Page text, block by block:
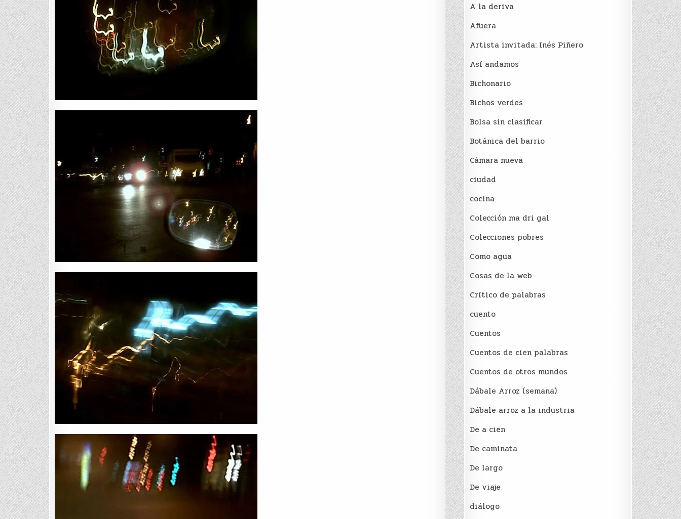
A la deriva
Afuera
Artista invitada: Inés Piñero
Así andamos
Bichonario
Bichos verdes
Bolsa sin clasificar
Botánica del barrio
Cámara nueva
ciudad
cocina
Colección ma dri gal
Colecciones pobres
Como agua
Cosas de la web
Crítico de palabras
cuento
Cuentos
Cuentos de cien palabras
Cuentos de otros mundos
Dábale Arroz (semana)
Dábale arroz a la industria
De a cien
De caminata
De largo
De viaje
diálogo